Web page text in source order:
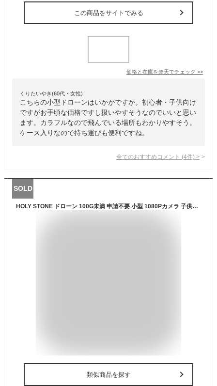
この商品をサイトでみる
価格と在庫を楽天でチェック >>
くりたいやき(60代・女性)
こちらの小型ドローンはいかがですか。初心者・子供向け
ですがお手頃な価格ですし扱いやすそうなのでいいと思い
ます。カラフルなので飛んでいる場所もわかりやすそう。
ケース入りなので持ち運びも便利ですね。
全てのおすすめコメント (4件) >
SOLD
HOLY STONE ドローン 100G未満 申請不要 小型 1080Pカメラ 子供向け バッテリー3個 33分飛行時間 折り畳み 室内 高速旋回モード サークルモード 高度維持 2.4GHZ モード1/2自由転換可 誕生日プレゼント 国内認証済み
類似商品を探す